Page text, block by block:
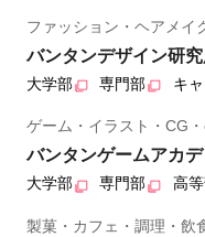
ファッション・ヘアメイ
バンタンデザイン研
大学部 専門部 キ
ゲーム・イラスト・CG
バンタンゲームアカ
大学部 専門部 高
製菓・カフェ・調理・飲